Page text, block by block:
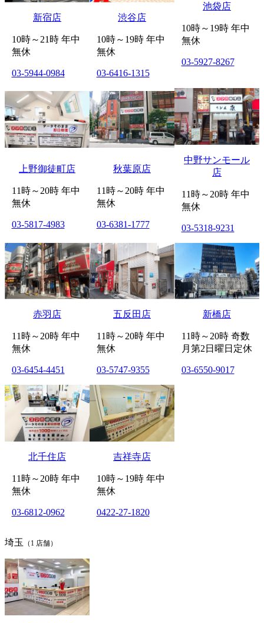
新宿店
10時～21時 年中
無休
03-5944-0984
渋谷店
10時～19時 年中
無休
03-6416-1315
池袋店
10時～19時 年中
無休
03-5927-8267
上野御徒町店
11時～20時 年中
無休
03-5817-4983
秋葉原店
11時～20時 年中
無休
03-6381-1777
中野サンモール
店
11時～20時 年中
無休
03-5318-9231
赤羽店
11時～20時 年中
無休
03-6454-4451
五反田店
11時～20時 年中
無休
03-5747-9355
新橋店
11時～20時 奇数
月第2日曜日定休
03-6550-9017
北千住店
11時～20時 年中
無休
03-6812-0962
吉祥寺店
10時～19時 年中
無休
0422-27-1820
埼玉 （1 店舗）